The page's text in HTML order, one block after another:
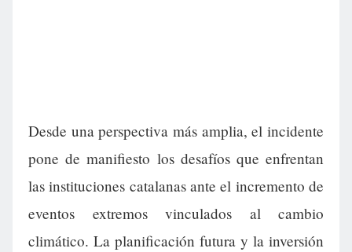
Desde una perspectiva más amplia, el incidente
pone de manifiesto los desafíos que enfrentan
las instituciones catalanas ante el incremento de
eventos extremos vinculados al cambio
climático. La planificación futura y la inversión